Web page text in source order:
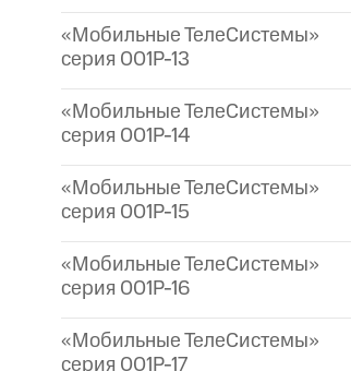
«Мобильные ТелеСистемы»
серия 001P-13
«Мобильные ТелеСистемы»
серия 001P-14
«Мобильные ТелеСистемы»
серия 001P-15
«Мобильные ТелеСистемы»
серия 001P-16
«Мобильные ТелеСистемы»